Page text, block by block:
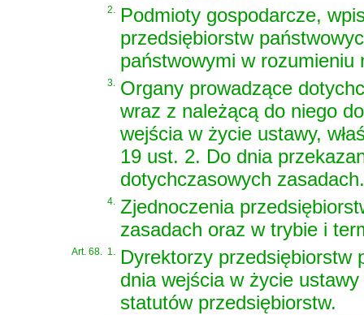
2. Podmioty gospodarcze,
przedsiębiorstw
państwowymi w rozumieniu
3. Organy prowadzące
wraz z należącą do niego
wejścia w życie ustawy,
19 ust. 2. Do dnia
dotychczasowych zasadach.
4. Zjednoczenia
zasadach oraz w trybie i
Art. 68. 1. Dyrektorzy przedsiębiorstw
dnia wejścia w życie ustawy
statutów przedsiębiorstw.